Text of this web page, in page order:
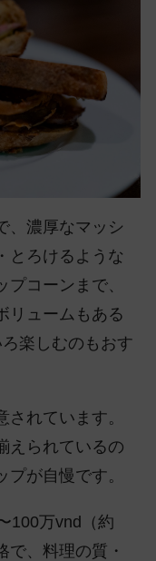
、濃厚なマッシ
とろけるような
コーンまで、
リュームもある
楽しむのもおす
れています。
えられているの
が自慢です。
100万vnd（約
で、料理の質・